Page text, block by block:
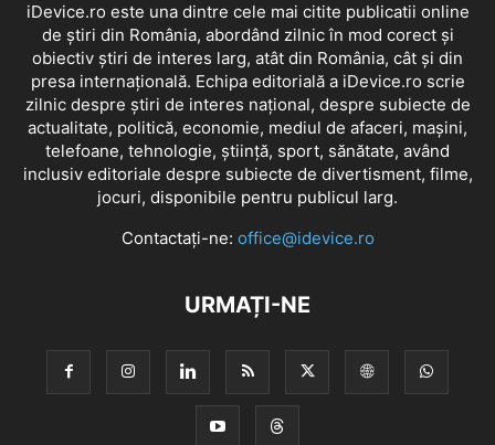
iDevice.ro este una dintre cele mai citite publicatii online
de știri din România, abordând zilnic în mod corect și
obiectiv știri de interes larg, atât din România, cât și din
presa internațională. Echipa editorială a iDevice.ro scrie
zilnic despre știri de interes național, despre subiecte de
actualitate, politică, economie, mediul de afaceri, mașini,
telefoane, tehnologie, știință, sport, sănătate, având
inclusiv editoriale despre subiecte de divertisment, filme,
jocuri, disponibile pentru publicul larg.
Contactați-ne: office@idevice.ro
URMAȚI-NE